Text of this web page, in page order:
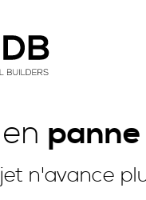
panne
n'avance